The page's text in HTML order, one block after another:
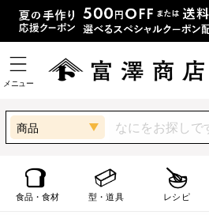
メニュー
商品
食品・食材 型・道具 レシピ